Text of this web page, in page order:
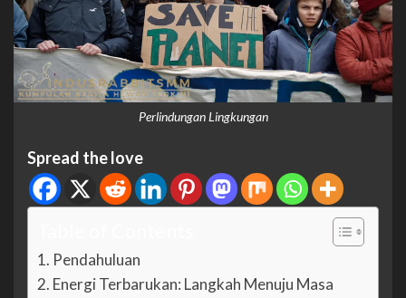
Perlindungan Lingkungan
Spread the love
Pendahuluan
Energi Terbarukan: Langkah Menuju Masa